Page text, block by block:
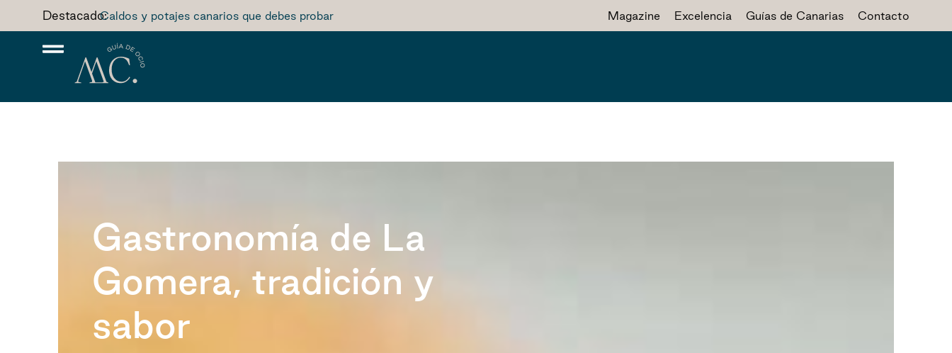
Destacado:Caldos y potajes canarios que debes probar Magazine Excelencia Guías de Canarias Contacto
Gastronomía de La
Gomera, tradición y
sabor